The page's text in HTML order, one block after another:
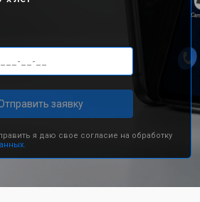
заявку
я даю свое согласие на обработку